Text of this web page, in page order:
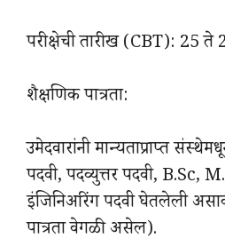
परीक्षेची तारीख (CBT): 25
शैक्षणिक पात्रता:
उमेदवारांनी मान्यताप्राप्त
पदवी, पदव्युत्तर पदवी, B.Sc,
इंजिनिअरिंग पदवी घेतलेली
पात्रता वेगळी असेल).